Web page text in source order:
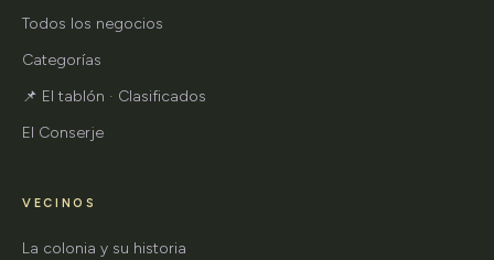
Todos los negocios
Categorías
📌 El tablón · Clasificados
El Conserje
VECINOS
La colonia y su historia